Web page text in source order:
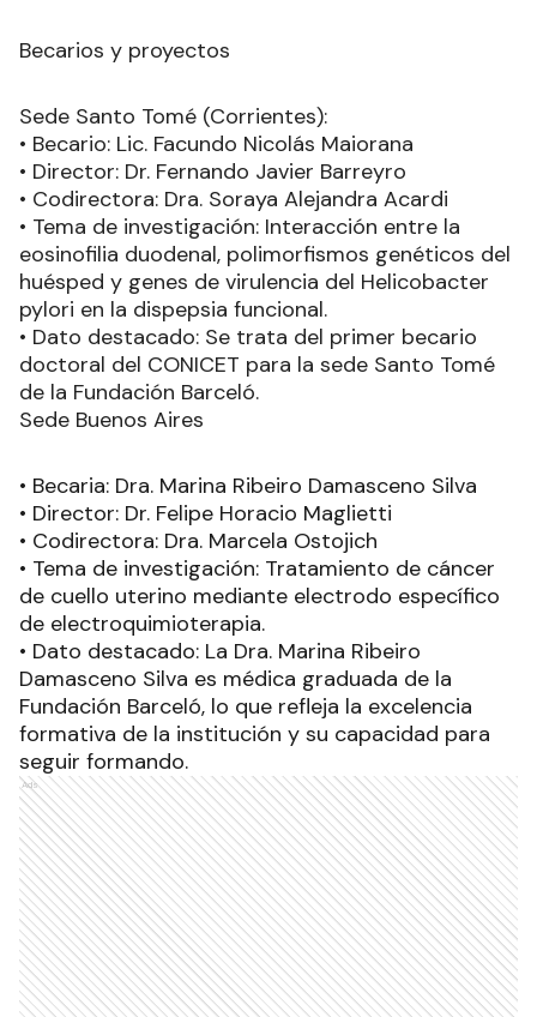
Becarios y proyectos
Sede Santo Tomé (Corrientes):
• Becario: Lic. Facundo Nicolás Maiorana
• Director: Dr. Fernando Javier Barreyro
• Codirectora: Dra. Soraya Alejandra Acardi
• Tema de investigación: Interacción entre la
eosinofilia duodenal, polimorfismos genéticos del
huésped y genes de virulencia del Helicobacter
pylori en la dispepsia funcional.
• Dato destacado: Se trata del primer becario
doctoral del CONICET para la sede Santo Tomé
de la Fundación Barceló.
Sede Buenos Aires
• Becaria: Dra. Marina Ribeiro Damasceno Silva
• Director: Dr. Felipe Horacio Maglietti
• Codirectora: Dra. Marcela Ostojich
• Tema de investigación: Tratamiento de cáncer
de cuello uterino mediante electrodo específico
de electroquimioterapia.
• Dato destacado: La Dra. Marina Ribeiro
Damasceno Silva es médica graduada de la
Fundación Barceló, lo que refleja la excelencia
formativa de la institución y su capacidad para
seguir formando.
Ads